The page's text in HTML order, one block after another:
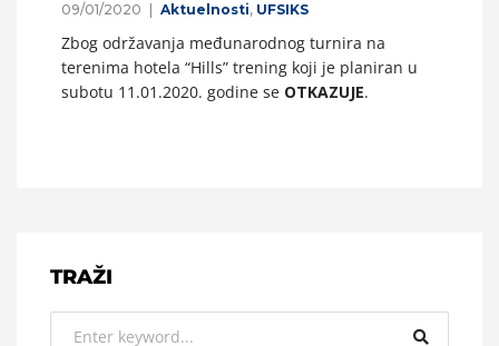
09/01/2020 Aktuelnosti, UFSIKS
Zbog održavanja međunarodnog turnira na
terenima hotela “Hills” trening koji je planiran u
subotu 11.01.2020. godine se OTKAZUJE.
TRAŽI